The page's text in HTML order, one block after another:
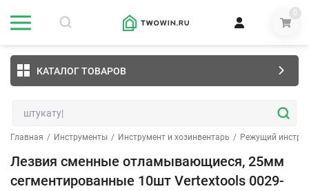
0
КАТАЛОГ ТОВАРОВ
Главная / Инструменты / Инструмент и хозинвентарь / Режущий
Лезвия сменные отламывающиеся, 25мм
сегментированные 10шт Vertextools 0029-